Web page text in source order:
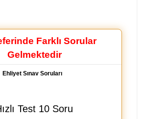
Farklı Sorular
Gelmektedir
Ehliyet Sınav Soruları
Test 10 Soru